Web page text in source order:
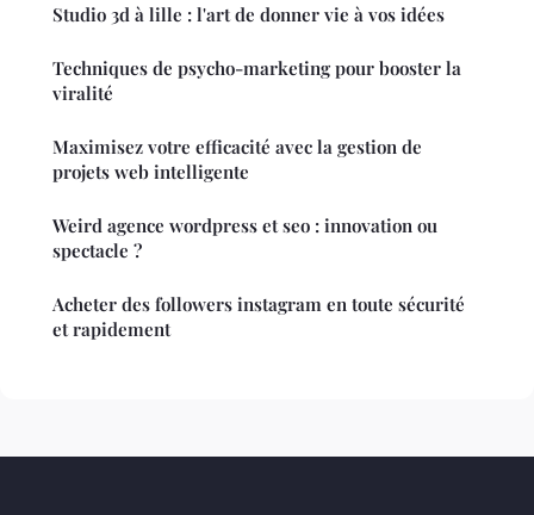
Studio 3d à lille : l'art de donner vie à vos idées
Techniques de psycho-marketing pour booster la
viralité
Maximisez votre efficacité avec la gestion de
projets web intelligente
Weird agence wordpress et seo : innovation ou
spectacle ?
Acheter des followers instagram en toute sécurité
et rapidement